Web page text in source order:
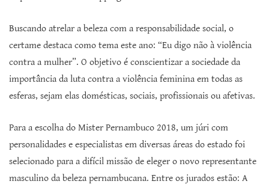
Buscando atrelar a beleza com a responsabilidade social, o
certame destaca como tema este ano: “Eu digo não à violência
contra a mulher”. O objetivo é conscientizar a sociedade da
importância da luta contra a violência feminina em todas as
esferas, sejam elas domésticas, sociais, profissionais ou afetivas.
Para a escolha do Mister Pernambuco 2018, um júri com
personalidades e especialistas em diversas áreas do estado foi
selecionado para a difícil missão de eleger o novo representante
masculino da beleza pernambucana. Entre os jurados estão: A